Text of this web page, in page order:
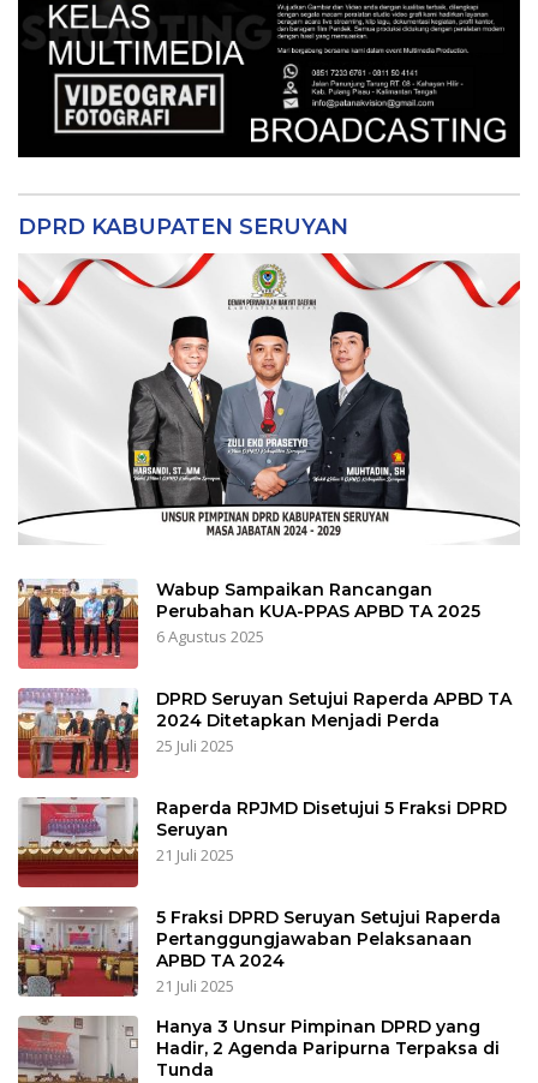
DPRD KABUPATEN SERUYAN
Wabup Sampaikan Rancangan
Perubahan KUA-PPAS APBD TA 2025
6 Agustus 2025
DPRD Seruyan Setujui Raperda APBD TA
2024 Ditetapkan Menjadi Perda
25 Juli 2025
Raperda RPJMD Disetujui 5 Fraksi DPRD
Seruyan
21 Juli 2025
5 Fraksi DPRD Seruyan Setujui Raperda
Pertanggungjawaban Pelaksanaan
APBD TA 2024
21 Juli 2025
Hanya 3 Unsur Pimpinan DPRD yang
Hadir, 2 Agenda Paripurna Terpaksa di
Tunda